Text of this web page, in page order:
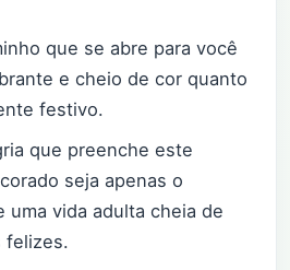
que se abre para você
e cheio de cor quanto
festivo.
que preenche este
seja apenas o
uma vida adulta cheia de
felizes.